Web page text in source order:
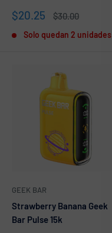
Precio
venta
$20.25
Precio
$30.00
Solo quedan 2 unidades
GEEK BAR
Strawberry Banana Geek
Bar Pulse 15k